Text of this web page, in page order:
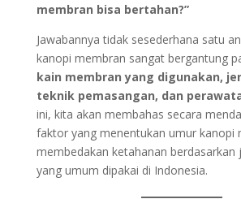
membran bisa bertahan?”
Jawabannya tidak sesederhana satu
kanopi membran sangat bergantung
kain membran yang digunakan,
teknik pemasangan, dan
ini, kita akan membahas secara
faktor yang menentukan umur kanopi
membedakan ketahanan berdasarkan
yang umum dipakai di Indonesia.